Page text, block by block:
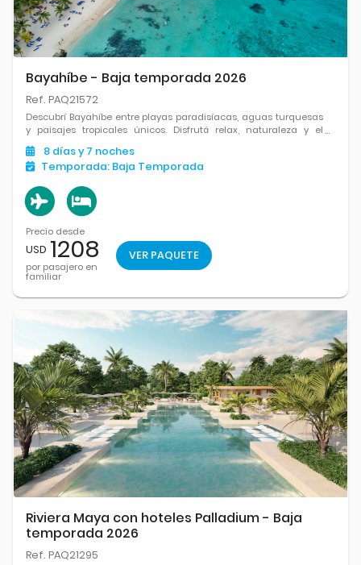
Bayahíbe - Baja temporada 2026
Ref. PAQ21572
Descubrí Bayahíbe entre playas paradisíacas, aguas turquesas
y paisajes tropicales únicos. Disfrutá relax, naturaleza y el
encanto del Caribe.
8 díasy 7 noches
Temporada: Baja Temporada
Precio desde
USD 1208
por pasajero en
familiar
VER PAQUETE
Riviera Maya con hoteles Palladium - Baja
temporada 2026
Ref. PAQ21295